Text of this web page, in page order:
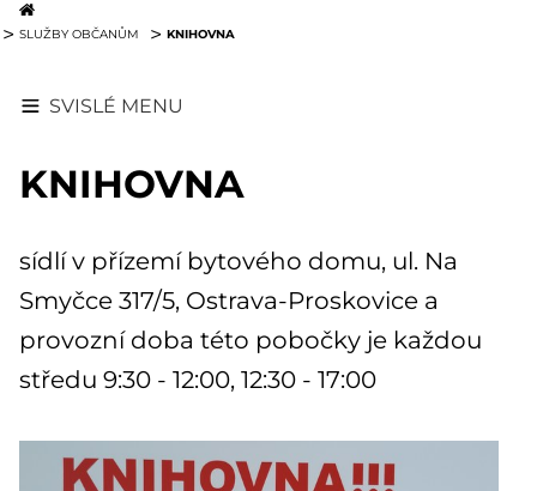
SLUŽBY OBČANŮM KNIHOVNA
SVISLÉ MENU
KNIHOVNA
sídlí v přízemí bytového domu, ul. Na
Smyčce 317/5, Ostrava-Proskovice a
provozní doba této pobočky je každou
středu 9:30 - 12:00, 12:30 - 17:00